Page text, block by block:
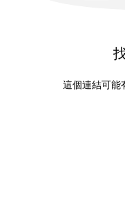
這個連結可能